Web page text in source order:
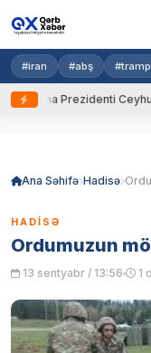
#iran #abş #tramp
Prezidenti Ceyhun
Ana Səhifə Hadisə
HADISƏ
Ordumuzun
13 sentyabr / 13:56 1